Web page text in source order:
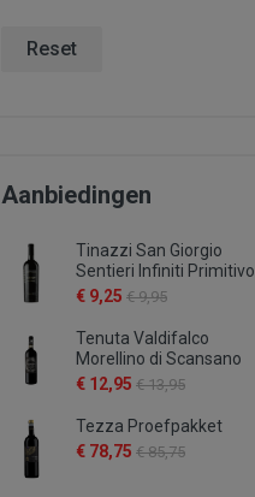
Reset
Aanbiedingen
Tinazzi San Giorgio
Sentieri Infiniti Primitivo
€ 9,25 € 9,95
Tenuta Valdifalco
Morellino di Scansano
€ 12,95 € 13,95
Tezza Proefpakket
€ 78,75 € 85,75